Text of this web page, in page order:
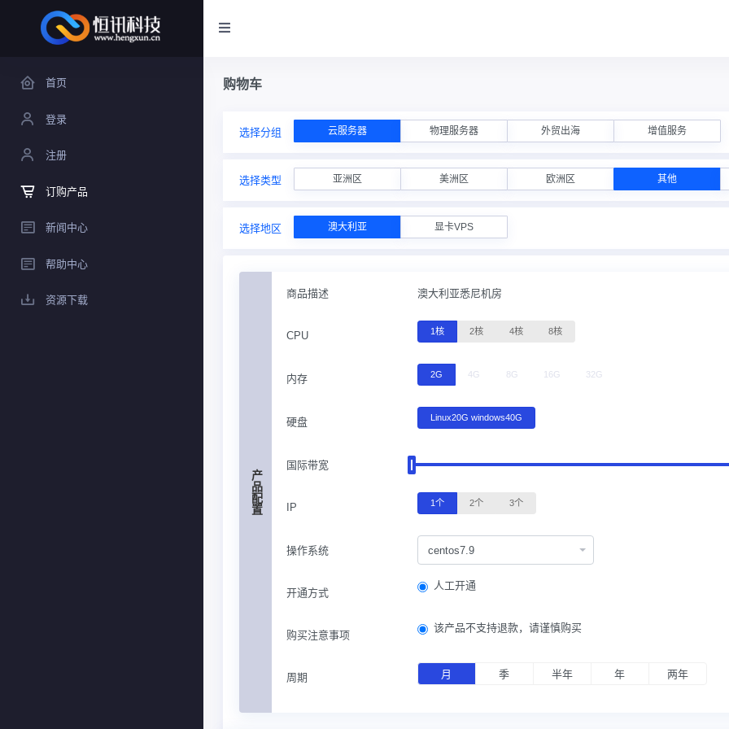
首页
登录
注册
订购产品
新闻中心
帮助中心
资源下载
购物车
选择分组 云服务器 物理服务器 外贸出海 增值服务
选择类型 亚洲区 美洲区 欧洲区 其他
选择地区 澳大利亚 显卡VPS
产品配置
商品描述 澳大利亚悉尼机房
CPU 1核 2核 4核 8核
内存 2G 4G 8G 16G 32G
硬盘 Linux20G windows40G
国际带宽
IP 1个 2个 3个
操作系统 centos7.9
开通方式
人工开通
购买注意事项
该产品不支持退款，请谨慎购买
周期 月 季 半年 年 两年